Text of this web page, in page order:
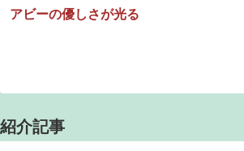
アビーの優しさが光る
紹介記事